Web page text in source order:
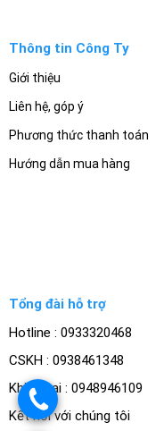
Thông tin Công Ty
Giới thiệu
Liên hệ, góp ý
Phương thức thanh toán
Hướng dẫn mua hàng
Tổng đài hỗ trợ
Hotline : 0933320468
CSKH : 0938461348
Khiếu nại : 0948946109
Kết nối với chúng tôi
.